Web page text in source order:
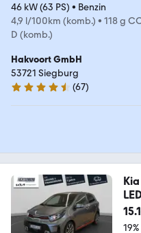
46 kW (63 PS) • Benzin
4,9 l/100km (komb.) • 118 g
D (komb.)
Hakvoort GmbH
53721 Siegburg
4.3 Sterne
(67)
Kia
UN